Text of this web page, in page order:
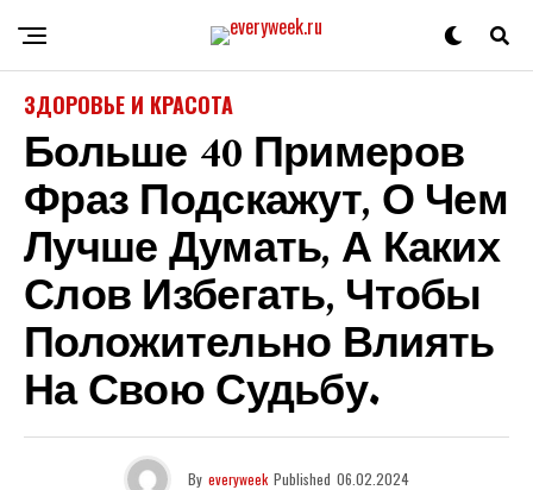
ЗДОРОВЬЕ И КРАСОТА
Больше 40 Примеров
Фраз Подскажут, О Чем
Лучше Думать, А Каких
Слов Избегать, Чтобы
Положительно Влиять
На Свою Судьбу.
By everyweek Published 06.02.2024